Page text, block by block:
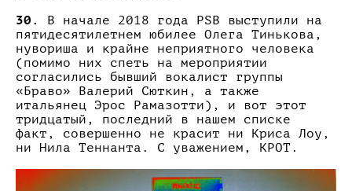
30.
В начале 2018 года PSB выступили на
пятидесятилетнем юбилее Олега Тинькова,
нувориша и крайне неприятного человека
(помимо них спеть на мероприятии
согласились бывший вокалист группы
«Браво» Валерий Сюткин, а также
итальянец Эрос Рамазотти), и вот этот
тридцатый, последний в нашем списке
факт, совершенно не красит ни Криса Лоу,
ни Нила Теннанта. С уважением, КРОТ.